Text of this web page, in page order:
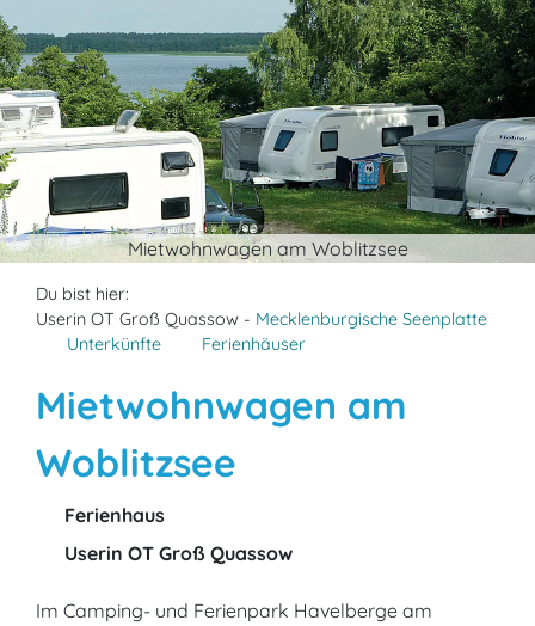
Mietwohnwagen am Woblitzsee
Du bist hier:
Userin OT Groß Quassow - Mecklenburgische Seenplatte
Unterkünfte
Ferienhäuser
Mietwohnwagen am
Woblitzsee
Ferienhaus
Userin OT Groß Quassow
Im Camping- und Ferienpark Havelberge am